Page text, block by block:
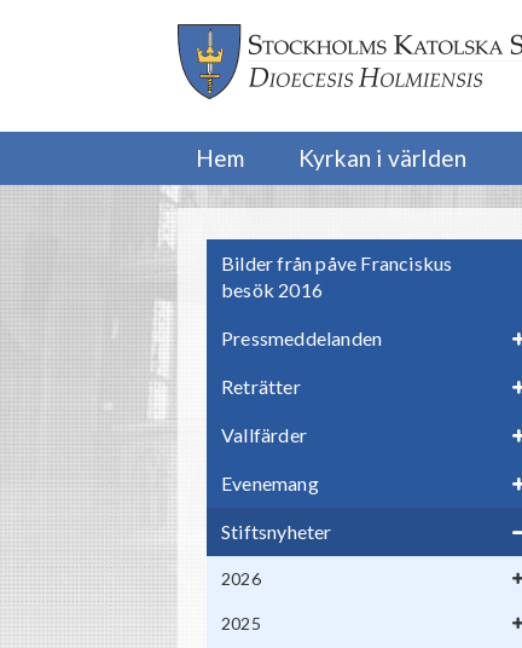
Hem Kyrkan i världen
Bilder från påve Franciskus
besök 2016
Pressmeddelanden
Reträtter
Vallfärder
Evenemang
Stiftsnyheter
2026
2025